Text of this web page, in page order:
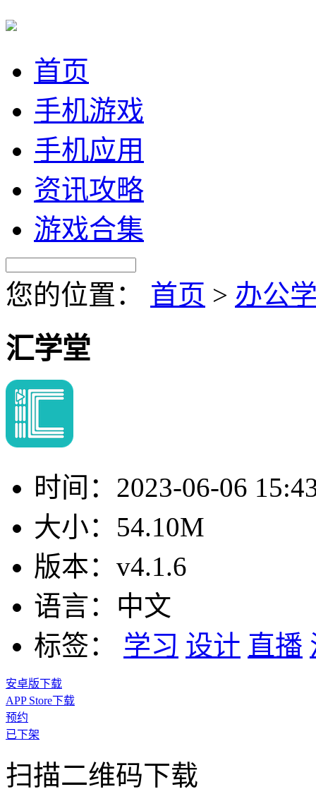
首页
手机游戏
手机应用
资讯攻略
游戏合集
您的位置： 首页 > 办公
汇学堂
时间： 2023-06-06
大小： 54.10M
版本： v4.1.6
语言： 中文
标签：
学习 设计 直播
安卓版下载
APP Store下载
预约
已下架
扫描二维码下载